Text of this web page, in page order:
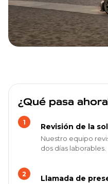
¿Qué pasa
Revisión de la
Nuestro equipo
dos días laborables.
Llamada de